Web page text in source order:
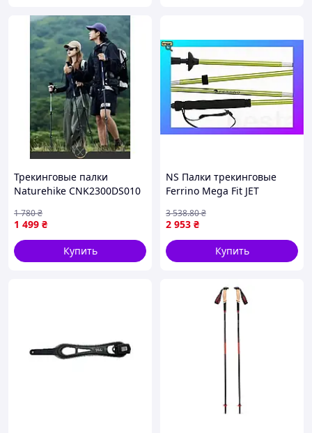
Трекинговые палки
Naturehike CNK2300DS010
1 499 ₴
1 780₴
Купить
NS Палки трекинговые
Ferrino Mega Fit JET
Nes22/Q
2 953 ₴
3 538.80₴
Купить